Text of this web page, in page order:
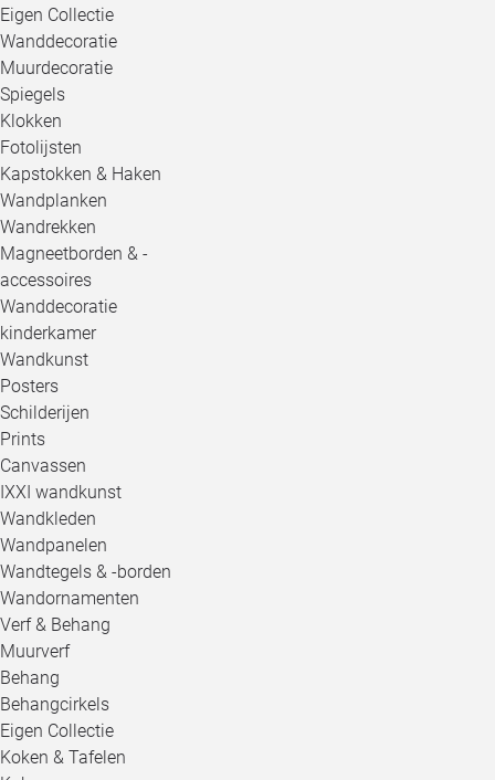
Eigen Collectie
Wanddecoratie
Muurdecoratie
Spiegels
Klokken
Fotolijsten
Kapstokken & Haken
Wandplanken
Wandrekken
Magneetborden & -
accessoires
Wanddecoratie
kinderkamer
Wandkunst
Posters
Schilderijen
Prints
Canvassen
IXXI wandkunst
Wandkleden
Wandpanelen
Wandtegels & -borden
Wandornamenten
Verf & Behang
Muurverf
Behang
Behangcirkels
Eigen Collectie
Koken & Tafelen